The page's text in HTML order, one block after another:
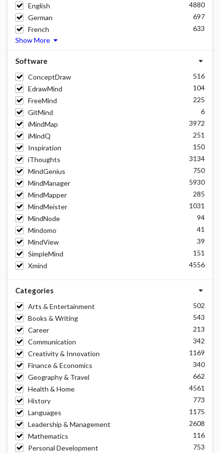
English
4880
German
697
French
633
Show More
Software
ConceptDraw
516
EdrawMind
104
FreeMind
225
GitMind
6
iMindMap
3972
iMindQ
251
Inspiration
150
iThoughts
3134
MindGenius
750
MindManager
5930
MindMapper
285
MindMeister
1031
MindNode
94
Mindomo
41
MindView
39
SimpleMind
151
Xmind
4556
Categories
Arts & Entertainment
502
Books & Writing
543
Career
213
Communication
342
Creativity & Innovation
1169
Finance & Economics
340
Geography & Travel
662
Health & Home
4561
History
773
Languages
1175
Leadership & Management
2608
Mathematics
116
Personal Development
753